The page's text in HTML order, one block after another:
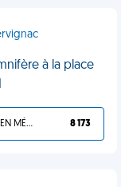
à la place
TU L'AS BIEN MÉRITÉ 8 173